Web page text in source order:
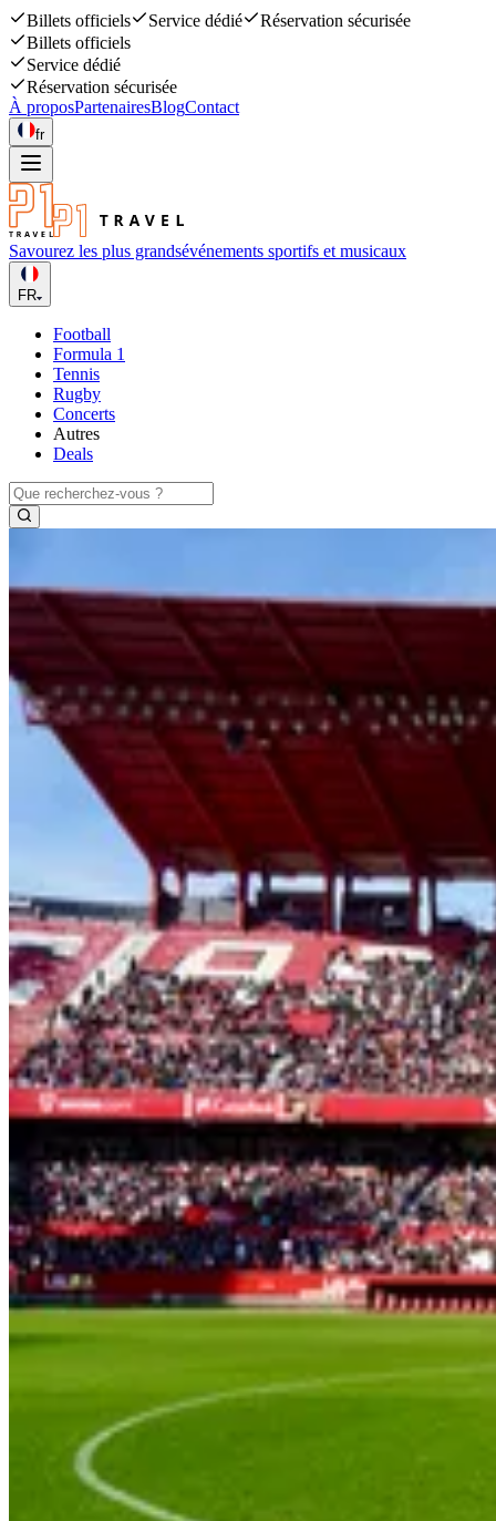
Billets officiels Service dédié
Réservation sécurisée
Billets officiels
Service dédié
Réservation sécurisée
À proposPartenairesBlogContact
fr
Savourez les plus grandsévénements sportifs et musicaux
FR
Football
Formula 1
Tennis
Rugby
Concerts
Autres
Deals